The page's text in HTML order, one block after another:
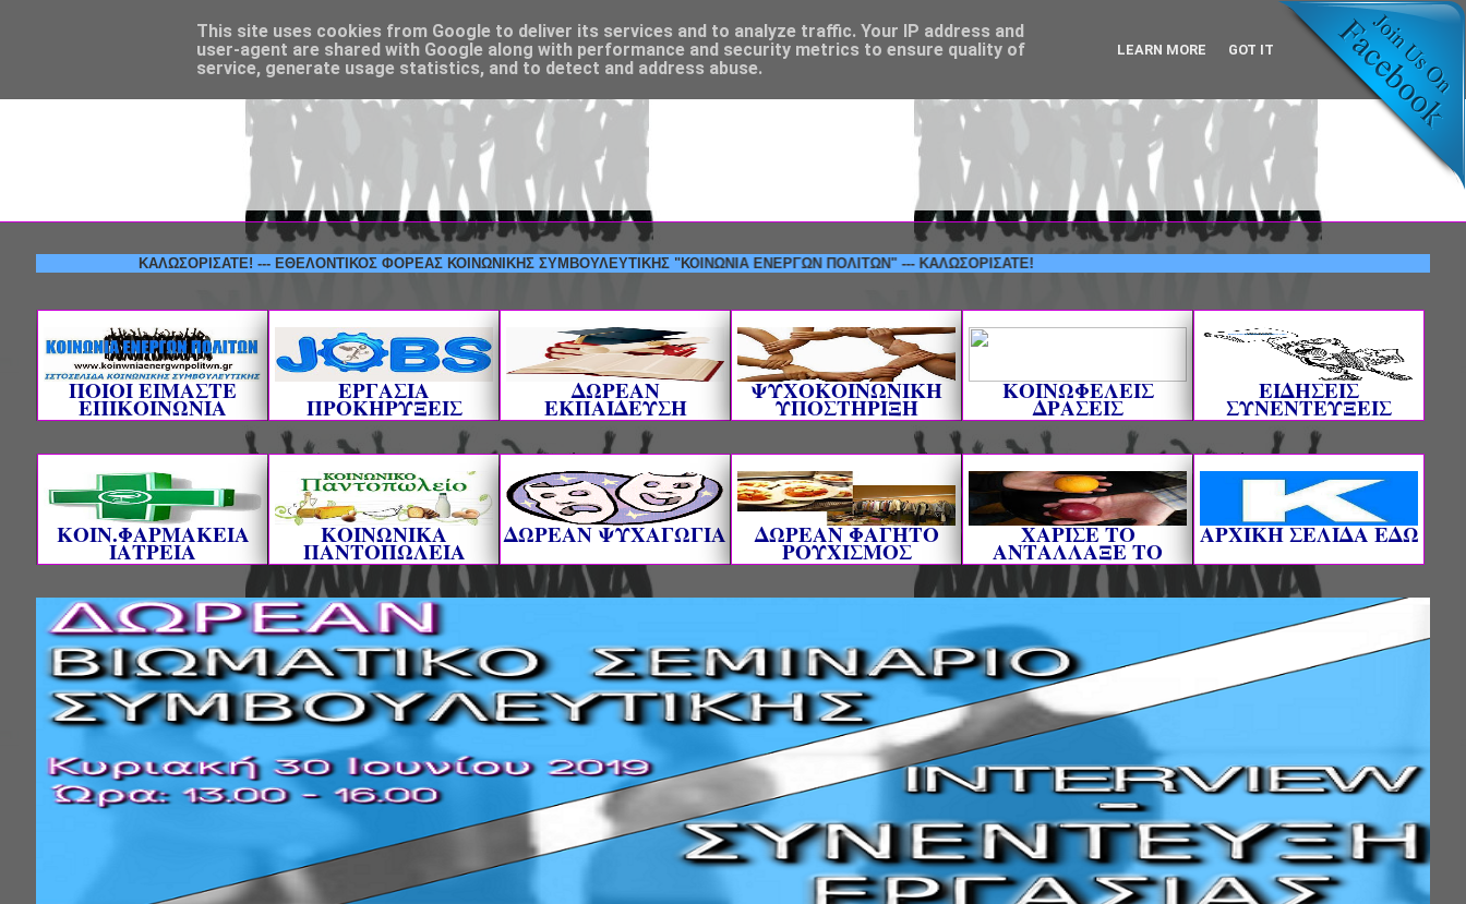
ΚΑΛΩΣΟΡΙΣΑΤΕ! --- ΕΘΕΛΟΝΤΙΚΟΣ ΦΟΡΕΑΣ ΚΟΙΝΩΝΙΚΗΣ ΣΥΜΒΟΥΛΕΥΤΙΚΗΣ "ΚΟΙΝΩΝΙΑ ΕΝΕΡΓΩΝ ΠΟΛΙΤΩΝ" --- ΚΑΛΩΣΟΡΙΣΑΤΕ!
ΠΟΙΟΙ ΕΙΜΑΣΤΕ
ΕΠΙΚΟΙΝΩΝΙΑ
ΕΡΓΑΣΙΑ
ΠΡΟΚΗΡΥΞΕΙΣ
ΔΩΡΕΑΝ
ΕΚΠΑΙΔΕΥΣΗ
ΨΥΧΟΚΟΙΝΩΝΙΚΗ
ΥΠΟΣΤΗΡΙΞΗ
ΚΟΙΝΩΦΕΛΕΙΣ
ΔΡΑΣΕΙΣ
ΕΙΔΗΣΕΙΣ
ΣΥΝΕΝΤΕΥΞΕΙΣ
ΚΟΙΝ.ΦΑΡΜΑΚΕΙΑ
ΙΑΤΡΕΙΑ
ΚΟΙΝΩΝΙΚΑ
ΠΑΝΤΟΠΩΛΕΙΑ
ΔΩΡΕΑΝ ΨΥΧΑΓΩΓΙΑ ΔΩΡΕΑΝ ΦΑΓΗΤΟ
ΡΟΥΧΙΣΜΟΣ
ΧΑΡΙΣΕ ΤΟ
ΑΝΤΑΛΛΑΞΕ ΤΟ
AΡΧΙΚΗ ΣΕΛΙΔΑ ΕΔΩ
This site uses cookies from Google to deliver its services and to analyze traffic. Your IP address and
user-agent are shared with Google along with performance and security metrics to ensure quality of
service, generate usage statistics, and to detect and address abuse.
LEARN MORE GOT IT